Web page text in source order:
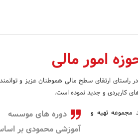
امور مالی
ارتقای سطح مالی هموطنان عزیز و
کاربردی و جدید نموده است.
دوره های موسسه
آموزشی محمودی بر
مجموعه تهیه و